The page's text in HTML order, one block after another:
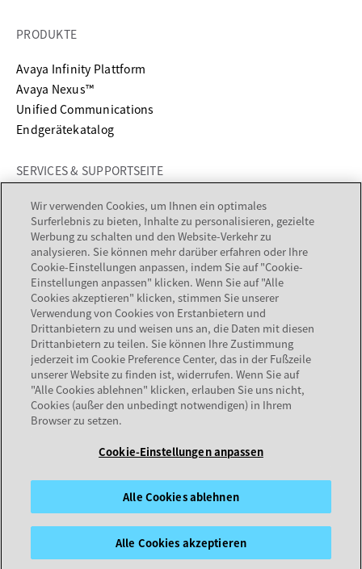
PRODUKTE
Avaya Infinity Plattform
Avaya Nexus™
Unified Communications
Endgerätekatalog
SERVICES & SUPPORTSEITE
Supportwird in einer neuen Registerkarte geöffnet
Documentationwird in einer neuen Registerkarte geöffnet
Services
Partner suchen
UNTERNEHMEN
Über Avaya
Karriere
Newsletter
Avaya Trust Center
Impressum Konformität © 2026 Avaya LLC
wird in einer neuen Registerkarte geöffnet
wird in einer neuen Registerkarte geöffnet
wird in einer neuen Registerkarte geöffnet
Wir verwenden Cookies, um Ihnen ein optimales
Surferlebnis zu bieten, Inhalte zu personalisieren, gezielte
Werbung zu schalten und den Website-Verkehr zu
analysieren. Sie können mehr darüber erfahren oder Ihre
Cookie-Einstellungen anpassen, indem Sie auf "Cookie-
Einstellungen anpassen" klicken. Wenn Sie auf "Alle
Cookies akzeptieren" klicken, stimmen Sie unserer
Verwendung von Cookies von Erstanbietern und
Drittanbietern zu und weisen uns an, die Daten mit diesen
Drittanbietern zu teilen. Sie können Ihre Zustimmung
jederzeit im Cookie Preference Center, das in der Fußzeile
unserer Website zu finden ist, widerrufen. Wenn Sie auf
"Alle Cookies ablehnen" klicken, erlauben Sie uns nicht,
Cookies (außer den unbedingt notwendigen) in Ihrem
Browser zu setzen.
Cookie-Einstellungen anpassen
Alle Cookies ablehnen
Alle Cookies akzeptieren